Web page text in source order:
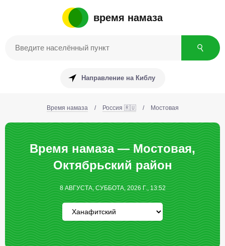
время намаза
Направление на Киблу
Время намаза / Россия 🇷🇺 / Мостовая
Время намаза — Мостовая,
Октябрьский район
8 АВГУСТА, СУББОТА, 2026 Г., 13:52